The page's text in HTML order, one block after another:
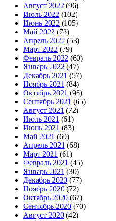
Август 2022 (96)
Июль 2022 (102)
Июнь 2022 (105)
Май 2022 (78)
Апрель 2022 (53)
Март 2022 (79)
Февраль 2022 (60)
Январь 2022 (47)
Декабрь 2021 (57)
Ноябрь 2021 (84)
Октябрь 2021 (96)
Сентябрь 2021 (65)
Август 2021 (72)
Июль 2021 (61)
Июнь 2021 (83)
Май 2021 (60)
Апрель 2021 (68)
Март 2021 (61)
Февраль 2021 (45)
Январь 2021 (30)
Декабрь 2020 (77)
Ноябрь 2020 (72)
Октябрь 2020 (67)
Сентябрь 2020 (70)
Август 2020 (42)